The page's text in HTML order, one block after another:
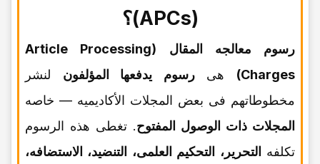
(APCs)؟
رسوم معالجه المقال (Article Processing
Charges)
هیرسوم یدفعها المؤلفون لنشر
مخطوطاتهم فی بعض المجلات الأکادیمیه — خاصه
المجلات ذات الوصول المفتوح. تغطی هذه الرسوم
تکلفه التحریر، التحکیم العلمی، التنضید، الاستضافه،